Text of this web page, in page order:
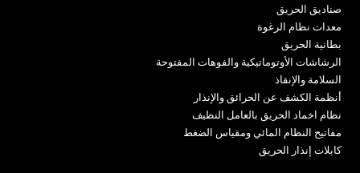
صناديق الحريق
معدات نظام الرغوة
بطانية الحريق
الرشاشات الأوتوماتيكية والفوهات المفتوحة
السلامة والإنقاذ
أنظمة الكشف عن الحرائق والإنذار
نظام اخماد الحريق بالعامل النظيف
مفاتيح النظام المائي ومقياس الضغط
كابلات إنذار الحريق